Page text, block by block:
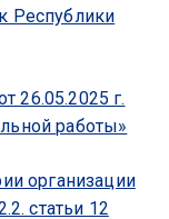
Республики
26.05.2025 г.
работы»
организации
статьи 12